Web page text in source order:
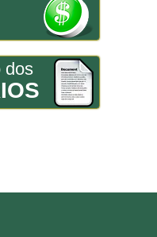
dos